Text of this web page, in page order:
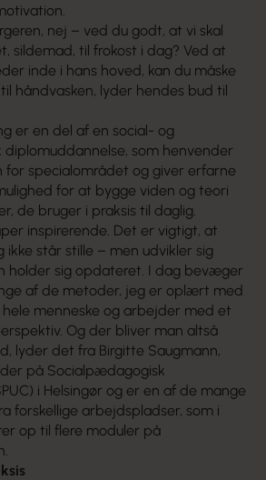
nej – ved du godt, at vi skal
sildemad, til frokost i dag? Ved at
inde i hans hoved, kan du måske
håndvasken, lyder hendes bud til
er en del af en social- og
som henvender
for specialområdet og giver erfarne
for at bygge viden og teori
de bruger i praksis til daglig.
inspirerende. Det er vigtigt, at
står stille – men udvikler sig
holder sig opdateret. I dag bevæger
af de metoder, jeg er oplært med
menneske og arbejder med et
Og der bliver man altså
lyder det fra Birgitte Saugmann,
på Socialpædagogisk
i Helsingør og er en af de mange
forskellige arbejdspladser, som i
op til flere moduler på